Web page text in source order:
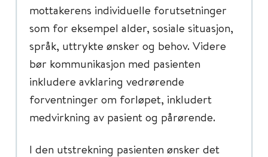
mottakerens individuelle forutsetninger
som for eksempel alder, sosiale situasjon,
språk, uttrykte ønsker og behov. Videre
bør kommunikasjon med pasienten
inkludere avklaring vedrørende
forventninger om forløpet, inkludert
medvirkning av pasient og pårørende.
I den utstrekning pasienten ønsker det